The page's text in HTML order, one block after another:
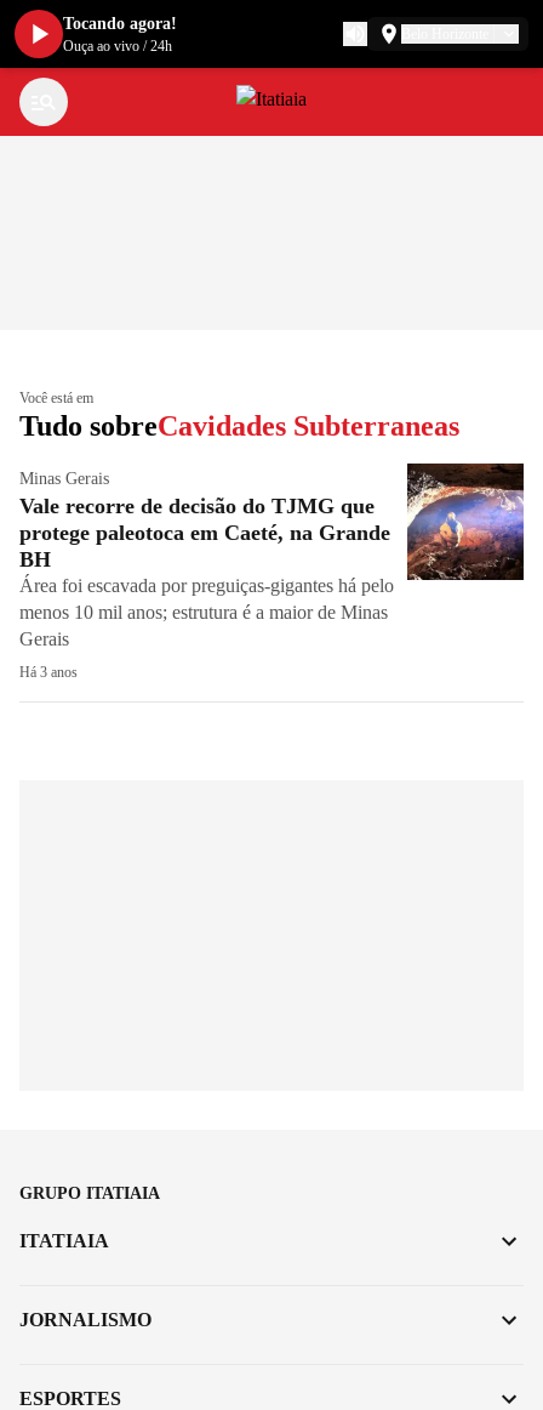
Você está em
Tudo sobreCavidades Subterraneas
Minas Gerais
Vale recorre de decisão do TJMG que
protege paleotoca em Caeté, na Grande
BH
Área foi escavada por preguiças-gigantes há pelo
menos 10 mil anos; estrutura é a maior de Minas
Gerais
Há 3 anos
GRUPO ITATIAIA
ITATIAIA
JORNALISMO
ESPORTES
Tocando agora!
Ouça ao vivo /24h